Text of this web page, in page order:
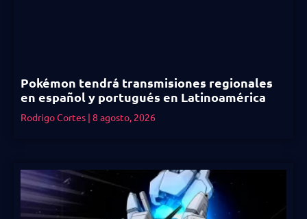
Pokémon tendrá transmisiones regionales
en español y portugués en Latinoamérica
Rodrigo Cortes 8 agosto, 2026